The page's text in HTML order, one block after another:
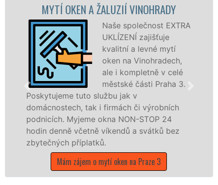
A ŽALUZIÍ VINOHRADY
Naše společnost EXTRA
UKLÍZENÍ zajišťuje
kvalitní a levné mytí
oken na Vinohradech,
ale i kompletně v celé
městské části Praha 3.
službu jak v
tak i firmách či výrobních
okna NON-STOP 24
víkendů a svátků bez
o mytí oken na Praze 3
dřevěná okna
kompletní a
městské části
UKLÍZENÍ, a to
státních svátků.